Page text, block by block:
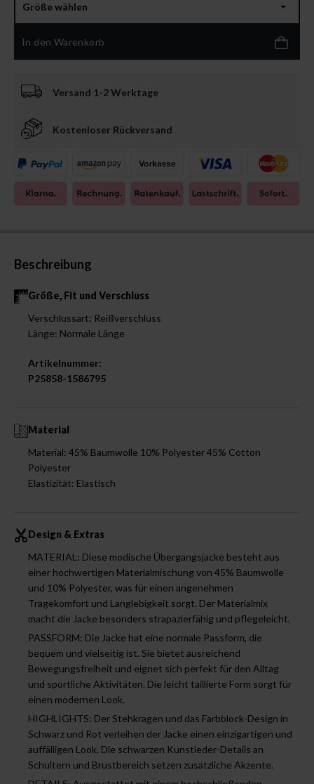
Größe wählen
In den Warenkorb
Versand 1-2 Werktage
Kostenloser Rückversand
Beschreibung
Größe, Fit und Verschluss
Verschlussart: Reißverschluss
Länge: Normale Länge
Artikelnummer:
P25858-1586795
Material
Material: 45% Baumwolle 10% Polyester 45% Cotton
Polyester
Elastizität: Elastisch
Design & Extras
MATERIAL: Diese modische Übergangsjacke besteht aus
einer hochwertigen Materialmischung von 45% Baumwolle
und 10% Polyester, was für einen angenehmen
Tragekomfort und Langlebigkeit sorgt. Der Materialmix
macht die Jacke besonders strapazierfähig und pflegeleicht.
PASSFORM: Die Jacke hat eine normale Passform, die
bequem und vielseitig ist. Sie bietet ausreichend
Bewegungsfreiheit und eignet sich perfekt für den Alltag
und sportliche Aktivitäten. Die leicht taillierte Form sorgt für
einen modernen Look.
HIGHLIGHTS: Der Stehkragen und das Farbblock-Design in
Schwarz und Rot verleihen der Jacke einen einzigartigen und
auffälligen Look. Die schwarzen Kunstleder-Details an
Schultern und Brustbereich setzen zusätzliche Akzente.